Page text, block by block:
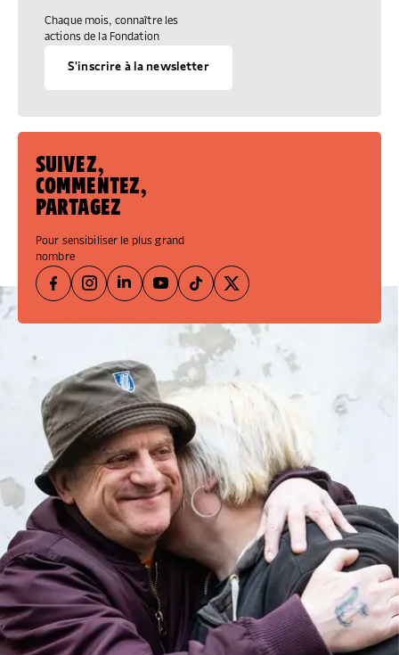
Chaque mois, connaître les
actions de la Fondation
S'inscrire à la newsletter
SUIVEZ,
COMMENTEZ,
PARTAGEZ
Pour sensibiliser le plus grand
nombre